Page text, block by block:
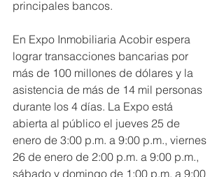
principales bancos.
En Expo Inmobiliaria Acobir espera
lograr transacciones bancarias por
más de 100 millones de dólares y la
asistencia de más de 14 mil personas
durante los 4 días. La Expo está
abierta al público el jueves 25 de
enero de 3:00 p.m. a 9:00 p.m., viernes
26 de enero de 2:00 p.m. a 9:00 p.m.,
sábado y domingo de 1:00 p.m. a 9:00